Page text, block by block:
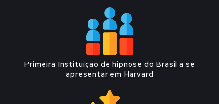
Primeira Instituição de hipnose do Brasil a se
apresentar em Harvard